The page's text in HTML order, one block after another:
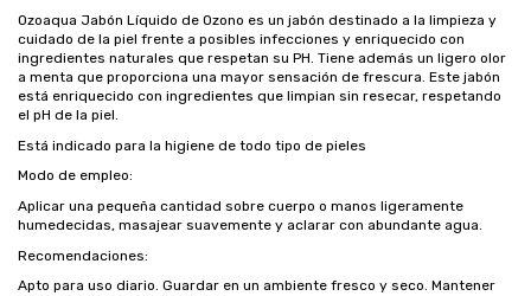
Ozoaqua Jabón Líquido de Ozono es un jabón destinado a la limpieza y
cuidado de la piel frente a posibles infecciones y enriquecido con
ingredientes naturales que respetan su PH. Tiene además un ligero olor
a menta que proporciona una mayor sensación de frescura. Este jabón
está enriquecido con ingredientes que limpian sin resecar, respetando
el pH de la piel.
Está indicado para la higiene de todo tipo de pieles
Modo de empleo:
Aplicar una pequeña cantidad sobre cuerpo o manos ligeramente
humedecidas, masajear suavemente y aclarar con abundante agua.
Recomendaciones:
Apto para uso diario. Guardar en un ambiente fresco y seco. Mantener